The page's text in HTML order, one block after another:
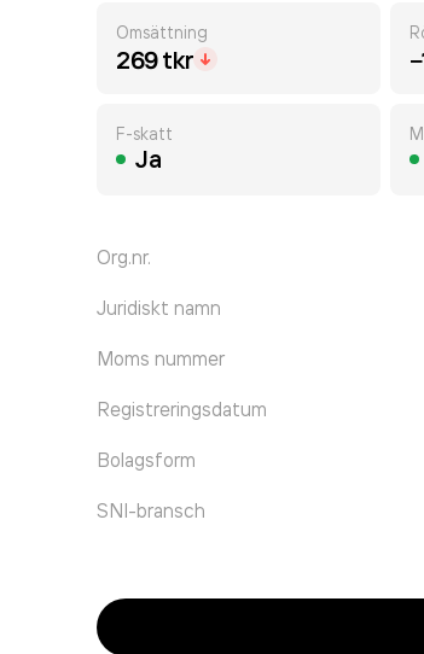
Omsättning
269 tkr
F-skatt
Ja
Org.nr.
Juridiskt namn
Moms nummer
Registreringsdatum
Bolagsform
SNI-bransch